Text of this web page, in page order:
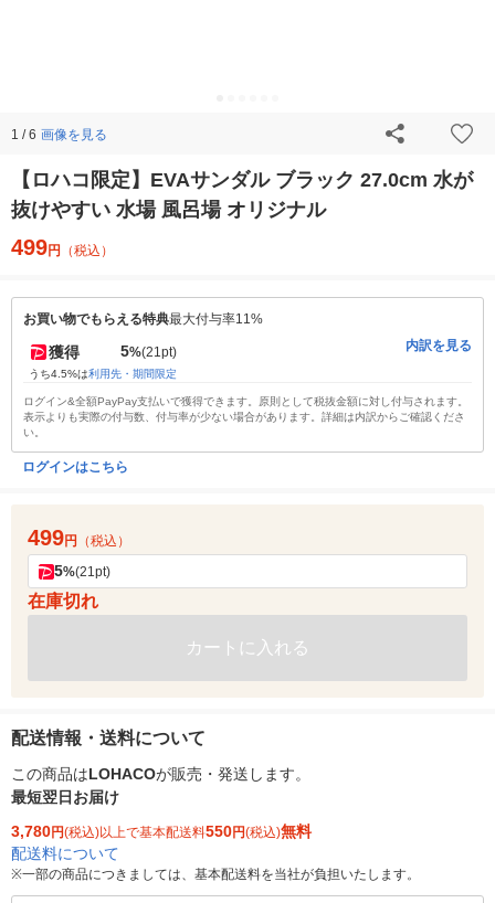
1 / 6 画像を見る
【ロハコ限定】EVAサンダル ブラック 27.0cm 水が
抜けやすい 水場 風呂場 オリジナル
499円 （税込）
お買い物でもらえる特典最大付与率11%
獲得 5%(21pt)
うち4.5%は利用先・期間限定
内訳を見る
ログイン&全額PayPay支払いで獲得できます。原則として税抜金額に対し付与されます。
表示よりも実際の付与数、付与率が少ない場合があります。詳細は内訳からご確認くださ
い。
ログインはこちら
499円 （税込）
5%(21pt)
在庫切れ
カートに入れる
配送情報・送料について
この商品はLOHACOが販売・発送します。
最短翌日お届け
3,780円(税込)以上で基本配送料550円(税込)無料
配送料について
※一部の商品につきましては、基本配送料を当社が負担いたします。